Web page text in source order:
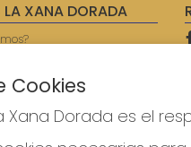
LA XANA DORADA
Cookies
Xana Dorada es el